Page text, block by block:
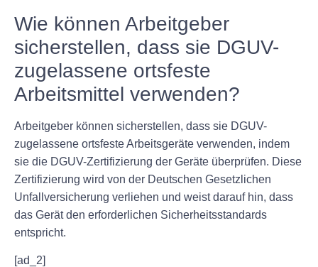
Wie können Arbeitgeber
sicherstellen, dass sie DGUV-
zugelassene ortsfeste
Arbeitsmittel verwenden?
Arbeitgeber können sicherstellen, dass sie DGUV-
zugelassene ortsfeste Arbeitsgeräte verwenden, indem
sie die DGUV-Zertifizierung der Geräte überprüfen. Diese
Zertifizierung wird von der Deutschen Gesetzlichen
Unfallversicherung verliehen und weist darauf hin, dass
das Gerät den erforderlichen Sicherheitsstandards
entspricht.
[ad_2]